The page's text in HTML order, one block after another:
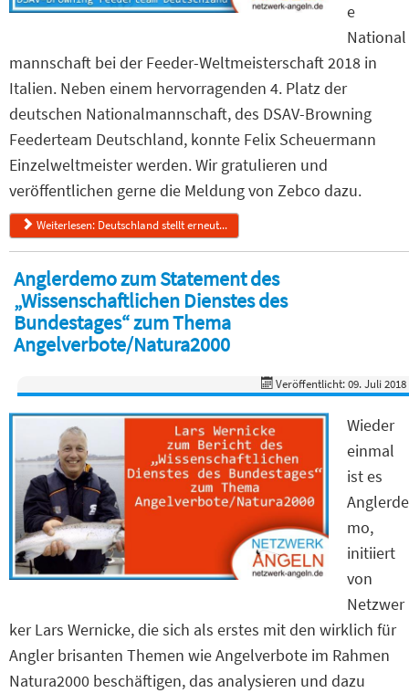
e
National
mannschaft bei der Feeder-Weltmeisterschaft 2018 in
Italien. Neben einem hervorragenden 4. Platz der
deutschen Nationalmannschaft, des DSAV-Browning
Feederteam Deutschland, konnte Felix Scheuermann
Einzelweltmeister werden. Wir gratulieren und
veröffentlichen gerne die Meldung von Zebco dazu.
Weiterlesen: Deutschland stellt erneut...
Anglerdemo zum Statement des
„Wissenschaftlichen Dienstes des
Bundestages“ zum Thema
Angelverbote/Natura2000
Veröffentlicht: 09. Juli 2018
Wieder
einmal
ist es
Anglerde
mo,
initiiert
von
Netzwer
ker Lars Wernicke, die sich als erstes mit den wirklich für
Angler brisanten Themen wie Angelverbote im Rahmen
Natura2000 beschäftigen, das analysieren und dazu